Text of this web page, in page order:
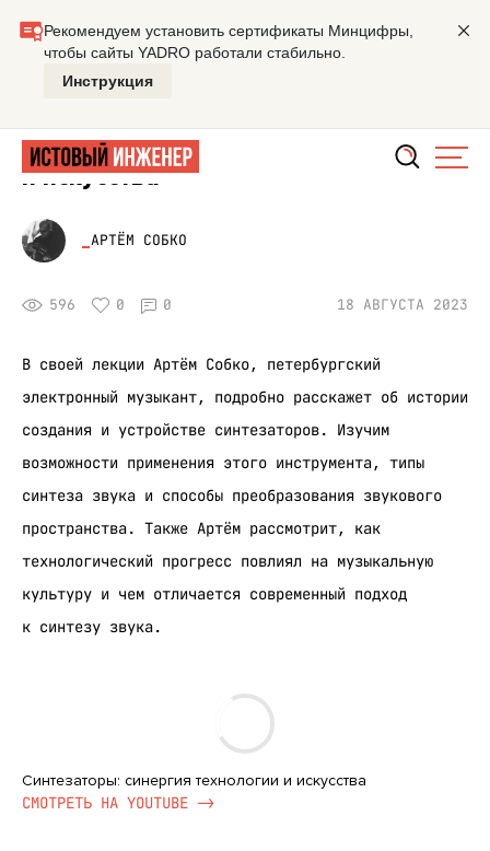
Главная Лекция
Синтезаторы: синергия технологии
и искусства
АРТЁМ СОБКО
596 0 0 18 АВГУСТА 2023
В своей лекции Артём Собко, петербургский
электронный музыкант, подробно расскажет об истории
создания и устройстве синтезаторов. Изучим
возможности применения этого инструмента, типы
синтеза звука и способы преобразования звукового
пространства. Также Артём рассмотрит, как
технологический прогресс повлиял на музыкальную
культуру и чем отличается современный подход
к синтезу звука.
Синтезаторы: синергия технологии и искусства
CМОТРЕТЬ НА YOUTUBE ->